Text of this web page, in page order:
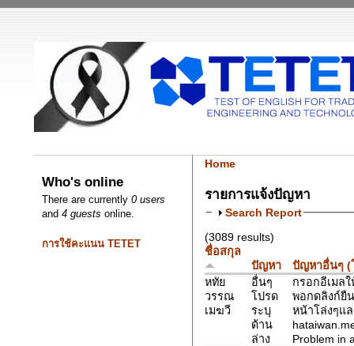
Who's online
There are currently0 users
and4 guests online.
การใช้คะแนน TETET
Home
รายการแจ้งปัญหา
Search Report
(3089 results)
ชื่อสกุล
ปัญหา
ปัญหาอื่นๆ (
หทัย
วรรณ
เมฆวี
อื่นๆ
โปรด
ระบุ
ด้าน
ล่าง
กรอกอีเมล
พอกดลิงก์ยื
หน้าโล่งๆแ
Problem in